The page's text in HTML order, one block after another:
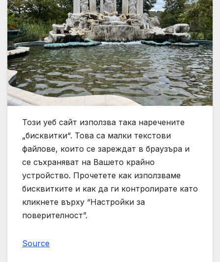
Този уеб сайт използва така наречените
„бисквитки“. Това са малки текстови
файлове, които се зареждат в браузъра и
се съхраняват на Вашето крайно
устройство. Прочетете как използваме
бисквитките и как да ги контролирате като
кликнете върху “Настройки за
поверителност”.
Source